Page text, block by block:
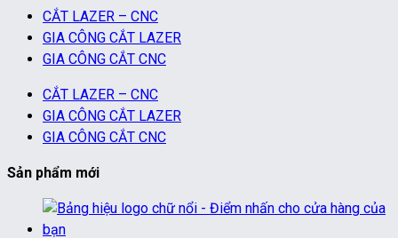
CẮT LAZER – CNC
GIA CÔNG CẮT LAZER
GIA CÔNG CẮT CNC
CẮT LAZER – CNC
GIA CÔNG CẮT LAZER
GIA CÔNG CẮT CNC
Sản phẩm mới